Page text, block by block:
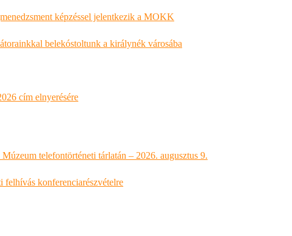
képzéssel jelentkezik a MOKK
belekóstoltunk a királynék városába
cím elnyerésére
telefontörténeti tárlatán – 2026. augusztus 9.
konferenciarészvételre